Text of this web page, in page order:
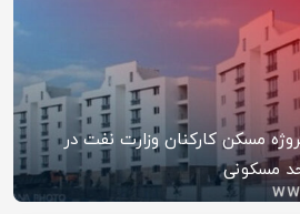
مسکن کارکنان وزارت نفت در